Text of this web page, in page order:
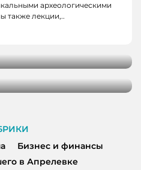
археологическими
также лекции,..
экологичную
Бизнес и финансы
в Апрелевке